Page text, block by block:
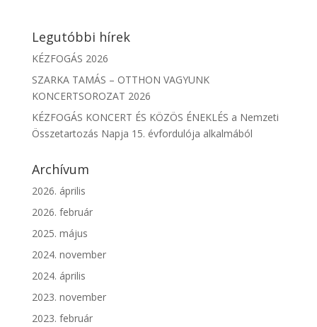
Legutóbbi hírek
KÉZFOGÁS 2026
SZARKA TAMÁS – OTTHON VAGYUNK
KONCERTSOROZAT 2026
KÉZFOGÁS KONCERT ÉS KÖZÖS ÉNEKLÉS a Nemzeti
Összetartozás Napja 15. évfordulója alkalmából
Archívum
2026. április
2026. február
2025. május
2024. november
2024. április
2023. november
2023. február